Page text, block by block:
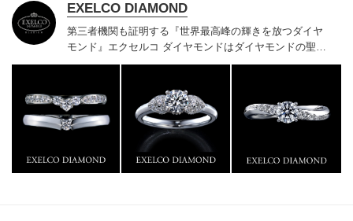
EXELCO DIAMOND
第三者機関も証明する『世界最高峰の輝きを放つダイヤ
モンド』 エクセルコ ダイヤモンドはダイヤモンドの聖地
ベルギー発祥で200年以上の歴史がある真のカッターズ
門店としてリングのデザインや品質にもこだわっていま
す。おふたりに本物の輝きを一生身に着けていただきた
い想いで「ヴァージン・ダイヤモンド」「ハードプラチ
ナ」「保証内容」にこだわっています。